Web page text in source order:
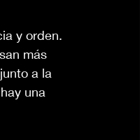
y orden.
más
a la
una